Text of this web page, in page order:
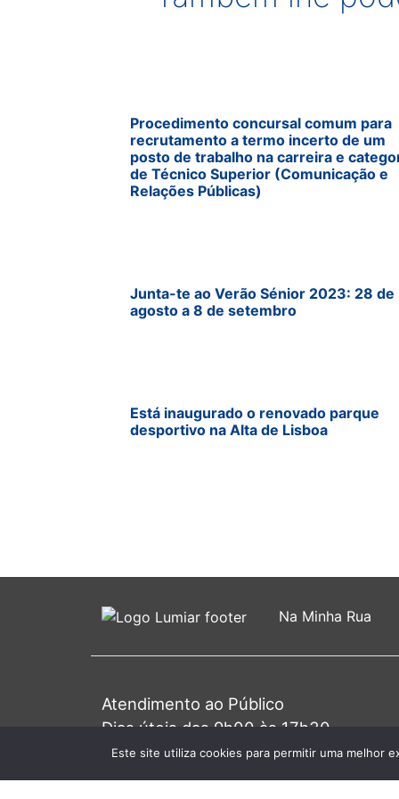
Procedimento concursal comum para
recrutamento a termo incerto de um
posto de trabalho na carreira e
de Técnico Superior (Comunicação e
Relações Públicas)
Junta-te ao Verão Sénior 2023: 28 de
agosto a 8 de setembro
Está inaugurado o renovado parque
desportivo na Alta de Lisboa
Na Minha Rua
Atendimento ao Público
Dias úteis das 9h00 às 17h30
Primeira 4ª do mês das 9h00 às
Este site utiliza cookies para permitir uma melhor